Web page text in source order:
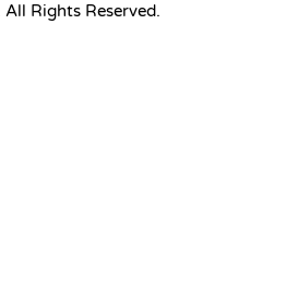
Rights Reserved.